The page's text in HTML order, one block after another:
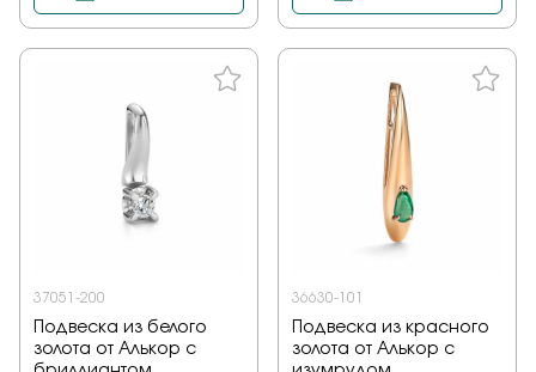
37051-200
Подвеска из белого
золота от Алькор с
36630-101
Подвеска из красного
золота от Алькор с